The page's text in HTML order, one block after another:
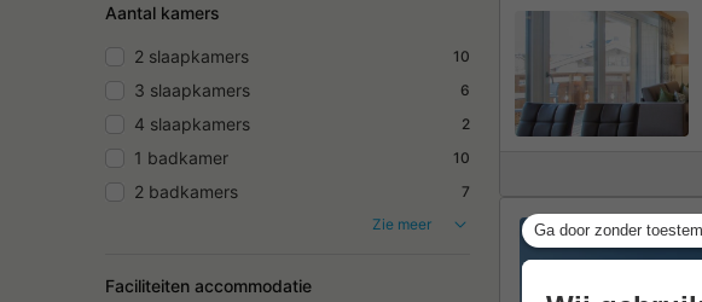
Aantal kamers
2 slaapkamers 10
3 slaapkamers 6
4 slaapkamers 2
1 badkamer 10
2 badkamers
7
Zie meer
Faciliteiten accommodatie